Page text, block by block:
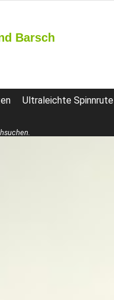
Barsch
Ultraleichte Spinnrute